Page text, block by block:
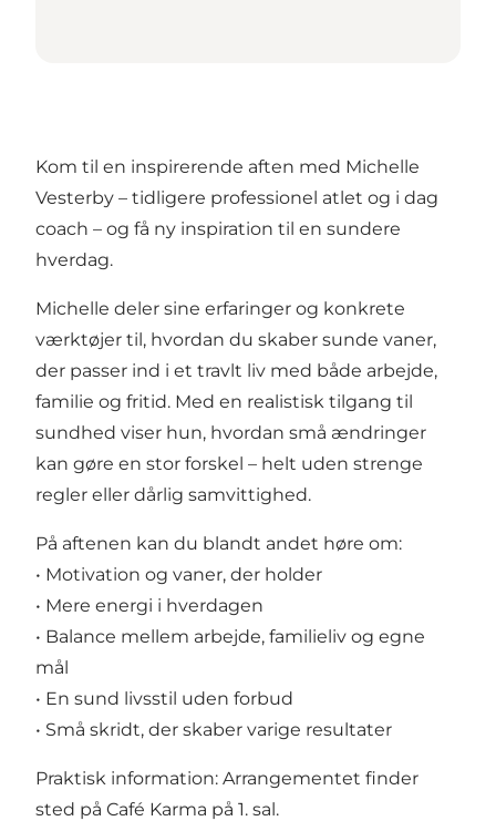
Kom til en inspirerende aften med Michelle
Vesterby – tidligere professionel atlet og i dag
coach – og få ny inspiration til en sundere
hverdag.
Michelle deler sine erfaringer og konkrete
værktøjer til, hvordan du skaber sunde vaner,
der passer ind i et travlt liv med både arbejde,
familie og fritid. Med en realistisk tilgang til
sundhed viser hun, hvordan små ændringer
kan gøre en stor forskel – helt uden strenge
regler eller dårlig samvittighed.
På aftenen kan du blandt andet høre om:
• Motivation og vaner, der holder
• Mere energi i hverdagen
• Balance mellem arbejde, familieliv og egne
mål
• En sund livsstil uden forbud
• Små skridt, der skaber varige resultater
Praktisk information: Arrangementet finder
sted på Café Karma på 1. sal.